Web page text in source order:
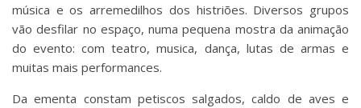
música e os arremedilhos dos histriões. Diversos grupos
vão desfilar no espaço, numa pequena mostra da animação
do evento: com teatro, musica, dança, lutas de armas e
muitas mais performances.
Da ementa constam petiscos salgados, caldo de aves e